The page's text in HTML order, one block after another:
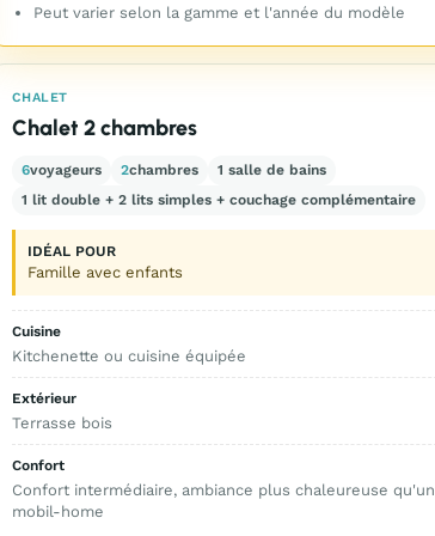
Peut varier selon la gamme et l'année du modèle
CHALET
Chalet 2 chambres
6voyageurs 2chambres
1 salle de bains
1 lit double + 2 lits simples + couchage complémentaire
IDÉAL POUR
Famille avec enfants
Cuisine
Kitchenette ou cuisine équipée
Extérieur
Terrasse bois
Confort
Confort intermédiaire, ambiance plus chaleureuse qu'un
mobil-home